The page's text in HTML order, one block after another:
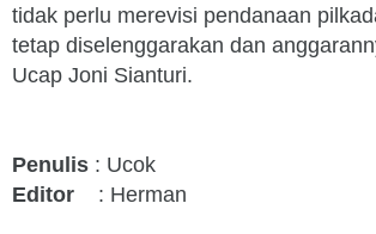
tidak perlu merevisi pendanaan
tetap diselenggarakan dan
Ucap Joni Sianturi.
Penulis : Ucok
Editor : Herman